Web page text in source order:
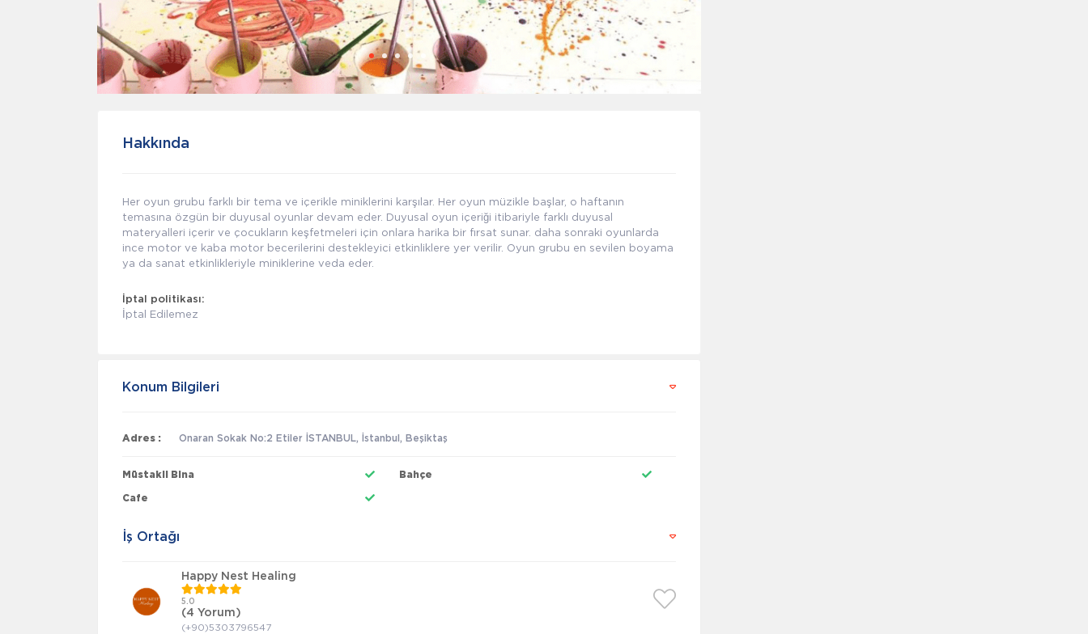
Hakkında
Her oyun grubu farklı bir tema ve içerikle miniklerini karşılar. Her oyun müzikle başlar, o haftanın
temasına özgün bir duyusal oyunlar devam eder. Duyusal oyun içeriği itibariyle farklı duyusal
materyalleri içerir ve çocukların keşfetmeleri için onlara harika bir fırsat sunar. daha sonraki oyunlarda
ince motor ve kaba motor becerilerini destekleyici etkinliklere yer verilir. Oyun grubu en sevilen boyama
ya da sanat etkinlikleriyle miniklerine veda eder.
İptal politikası:
İptal Edilemez
Konum Bilgileri
Adres : Onaran Sokak No:2 Etiler İSTANBUL, İstanbul, Beşiktaş
Müstakil Bina Bahçe
Cafe
İş Ortağı
Happy Nest Healing
5.0
(4 Yorum)
(+90)5303796547